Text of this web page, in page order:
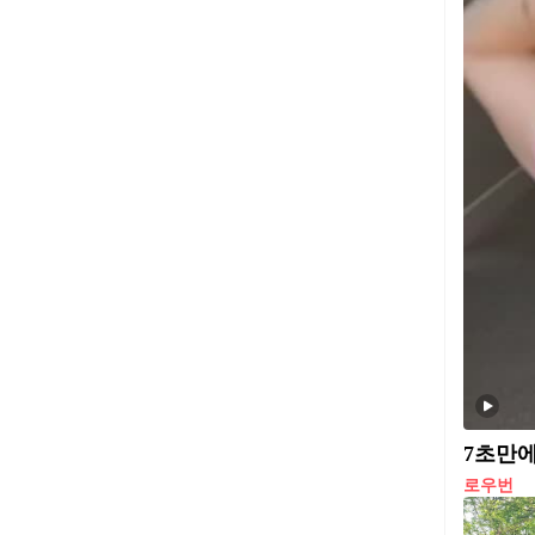
7초만
로우번